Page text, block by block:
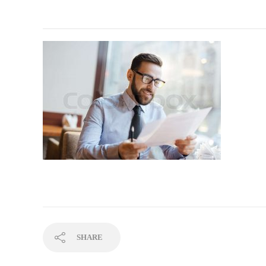
SHARE